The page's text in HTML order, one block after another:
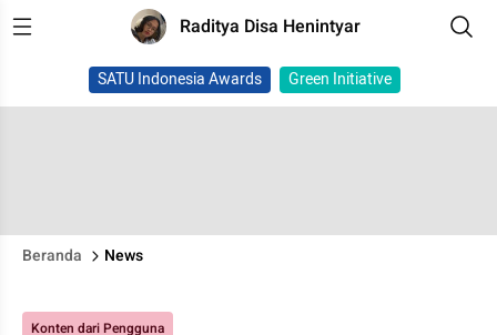
Raditya Disa Henintyar
SATU Indonesia Awards Green Initiative
Beranda News
Konten dari Pengguna